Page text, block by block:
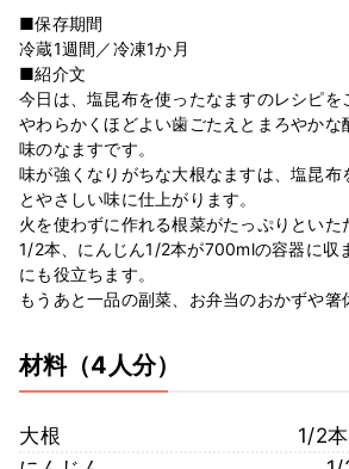
■保存期間
冷蔵1週間／冷凍1か月
■紹介文
今日は、塩昆布を使ったなますのレシピを
やわらかくほどよい歯ごたえとまろやかな
味のなますです。
味が強くなりがちな大根なますは、塩昆布
とやさしい味に仕上がります。
火を使わずに作れる根菜がたっぷりといた
1/2本、にんじん1/2本が700mlの容器に収
にも役立ちます。
もうあと一品の副菜、お弁当のおかずや箸
材料（4人分）
大根
1/2